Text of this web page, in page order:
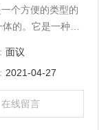
个方便的类型的
的。它是一种测
面议
2021-04-27
在线留言